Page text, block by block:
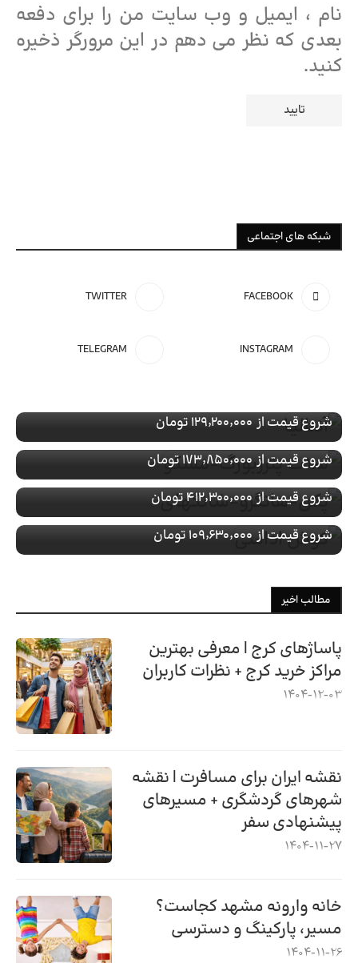
نام ، ایمیل و وب سایت من را برای دفعه
بعدی که نظر می دهم در این مرورگر ذخیره
کنید.
شبکه های اجتماعی
FACEBOOK
TWITTER
INSTAGRAM
TELEGRAM
شروع قیمت از ۱۲۹٬۲۰۰٬۰۰۰ تومان
با پرواز
شروع قیمت از۱۷۳٬۸۵۰٬۰۰۰ تومان
تور ویژهچین
رزرو تور پکن-هانگزو-شانگهای
با پرواز
شروع قیمت از۴۱۲٬۳۰۰٬۰۰۰ تومان
تور ویژهترکیه
رزرو تور کوش اداسی
با پرواز
شروع قیمت از۱۰۹٬۶۳۰٬۰۰۰ تومان
مطالب اخیر
پاساژهای کرج | معرفی بهترین
مراکز خرید کرج + نظرات کاربران
1404-12-03
نقشه ایران برای مسافرت | نقشه
شهرهای گردشگری + مسیرهای
پیشنهادی سفر
1404-11-27
خانه وارونه مشهد کجاست؟
مسیر، پارکینگ و دسترسی
1404-11-26